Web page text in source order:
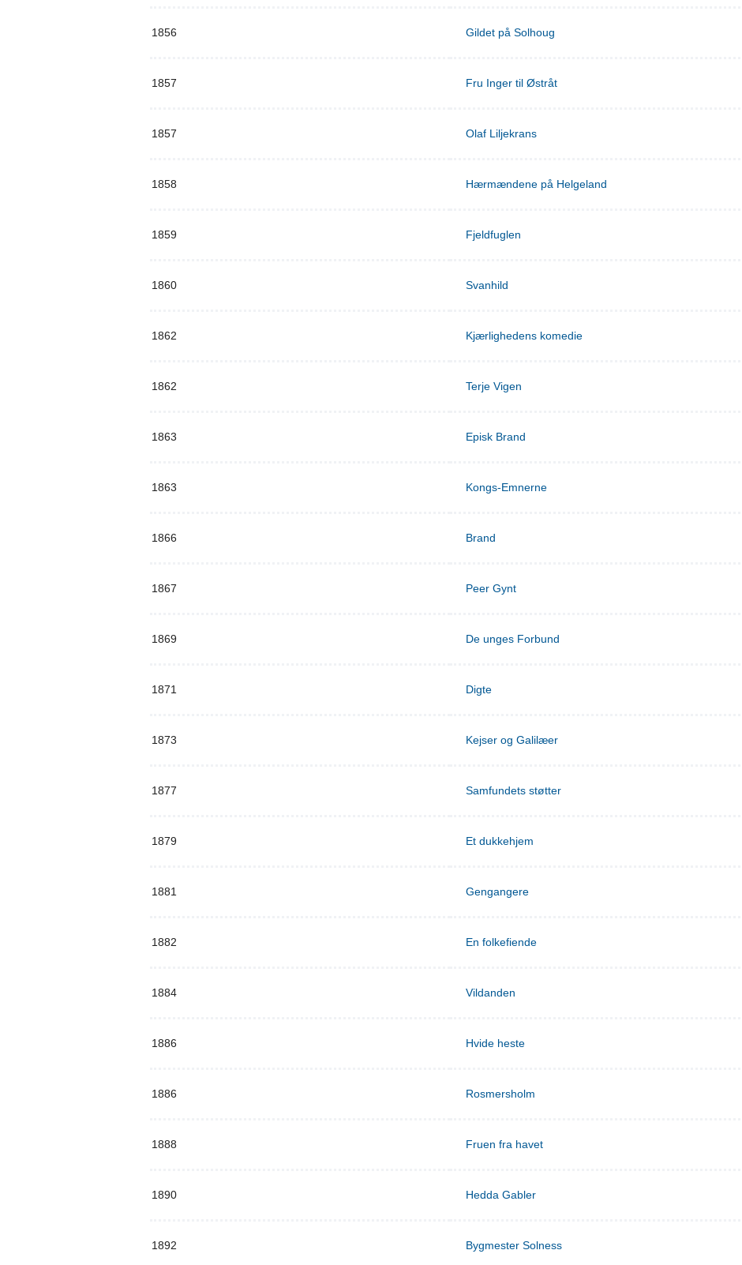
1856 Gildet på Solhoug
1857 Fru Inger til Østråt
1857 Olaf Liljekrans
1858 Hærmændene på Helgeland
1859 Fjeldfuglen
1860 Svanhild
1862 Kjærlighedens komedie
1862 Terje Vigen
1863 Episk Brand
1863 Kongs-Emnerne
1866 Brand
1867 Peer Gynt
1869 De unges Forbund
1871 Digte
1873 Kejser og Galilæer
1877 Samfundets støtter
1879 Et dukkehjem
1881 Gengangere
1882 En folkefiende
1884 Vildanden
1886 Hvide heste
1886 Rosmersholm
1888 Fruen fra havet
1890 Hedda Gabler
1892 Bygmester Solness